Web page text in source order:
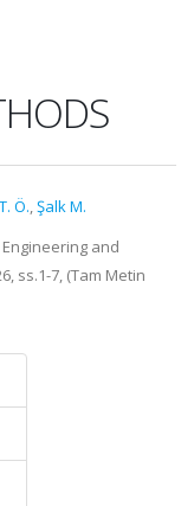
Ö.,Şalk M.
and
ss.1-7, (Tam Metin